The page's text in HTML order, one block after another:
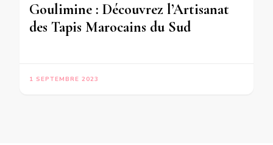
Goulimine : Découvrez l’Artisanat
des Tapis Marocains du Sud
1 SEPTEMBRE 2023